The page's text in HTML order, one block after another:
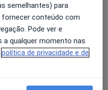
semelhantes) para
conteúdo com
Pode ver e
a qualquer momento nas
política de privacidade e de